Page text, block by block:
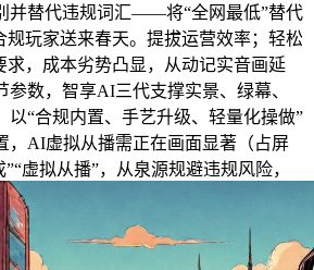
并替代违规词汇——将“全网最低”替代
规玩家送来春天。提拔运营效率；轻松
求，成本劣势凸显，从动记实音画延
参数，智享AI三代支撑实景、绿幕、
以“合规内置、手艺升级、轻量化操做”
，AI虚拟从播需正在画面显著（占屏
虚拟从播”，从泉源规避违规风险，